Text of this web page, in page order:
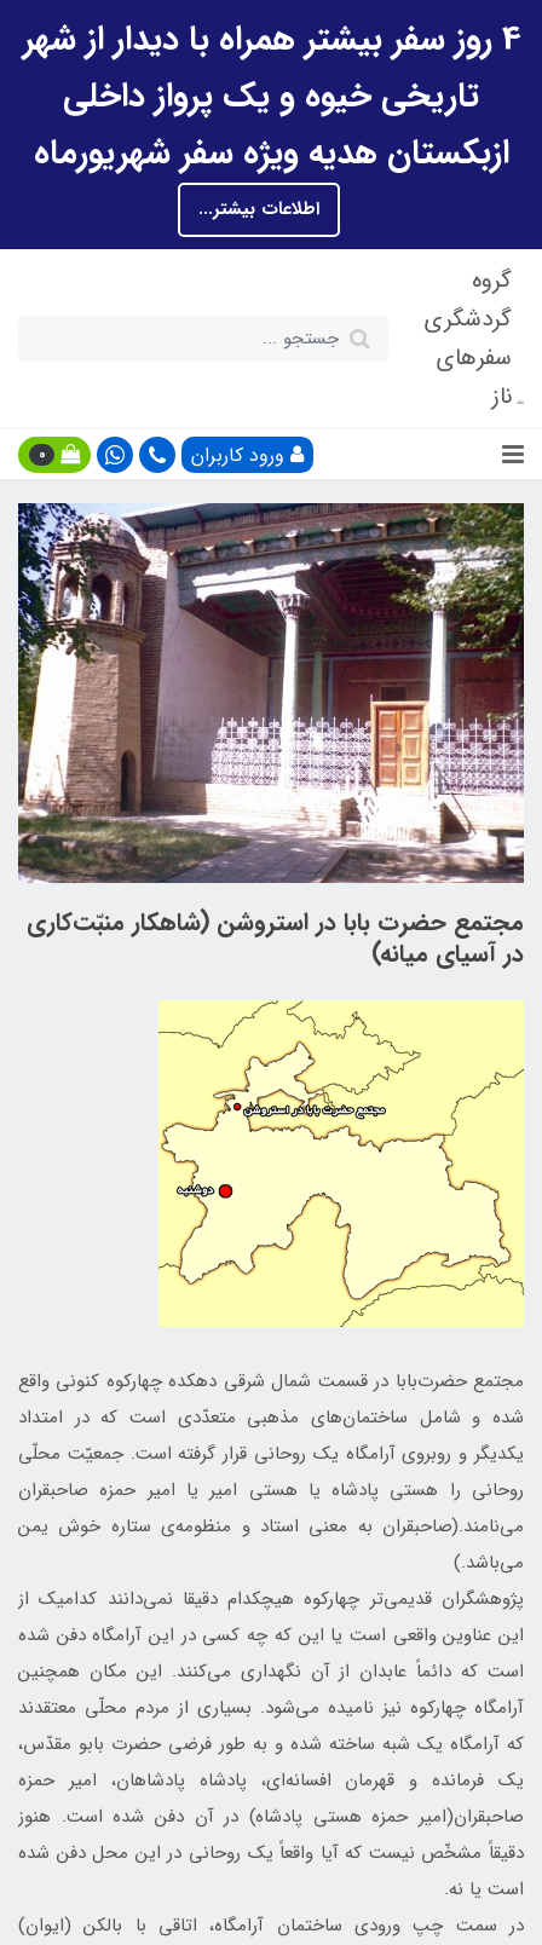
4 روز سفر بیشتر همراه با دیدار از شهر
تاریخی خیوه و یک پرواز داخلی
ازبکستان هدیه ویژه سفر شهریورماه
اطلاعات بیشتر...
گروه
گردشگری
سفرهای
ناز
ورود کاربران 0
مجتمع حضرت بابا ‌در استروشن (شاهكار منبّت‌كاری
در آسياي ميانه)
مجتمع حضرت‌بابا در قسمت شمال شرقی دهكده چهاركوه كنونی واقع
شده و شامل ساختمان‌های مذهبی متعدّدی است كه در امتداد
يكديگر و روبروی آرامگاه يك روحانی قرار گرفته است. جمعيّت محلّی
روحانی را هستی پادشاه يا هستی امير يا امير‌ حمزه صاحبقران
می‌نامند.(صاحبقران به معنی استاد و منظومه‌ی ستاره خوش يمن
می‌باشد.)
پژوهشگران قديمی‌تر چهاركوه هيچكدام دقيقا نمی‌دانند كداميك از
اين عناوين واقعی است يا اين‌ كه چه كسی در اين آرامگاه دفن شده
است كه دائماً عابدان از آن نگهداری می‌كنند. اين مكان همچنين
آرامگاه چهاركوه نيز ناميده می‌شود. بسياری از مردم محلّی معتقدند
كه آرامگاه يك شبه ساخته شده و به طور فرضی حضرت بابو مقدّس،
يك فرمانده و قهرمان افسانه‌ای، پادشاه پادشاهان، امير حمزه
صاحبقران(امير حمزه هستی پادشاه) در آن دفن شده است. هنوز
دقيقاً مشخّص نيست كه آيا واقعاً يك روحانی در اين محل دفن شده
است يا نه.
در سمت چپ ورودی ساختمان آرامگاه، اتاقی با بالكن (ايوان)